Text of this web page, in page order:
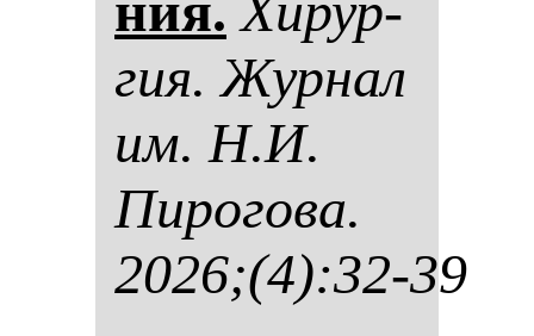
гия. Жур­нал
им. Н.И.
Пи­ро­го­ва.
2026;(4):32-39